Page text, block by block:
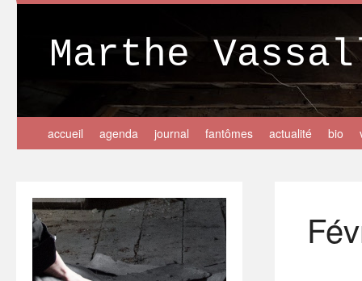
Marthe
accueil agenda journal fantômes actualité bio